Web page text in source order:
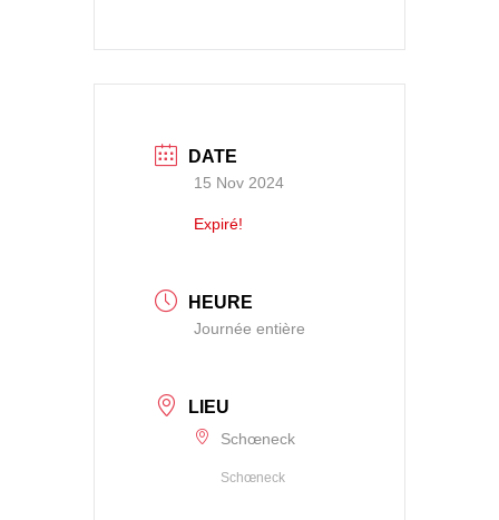
DATE
15 Nov 2024
Expiré!
HEURE
Journée entière
LIEU
Schœneck
Schœneck